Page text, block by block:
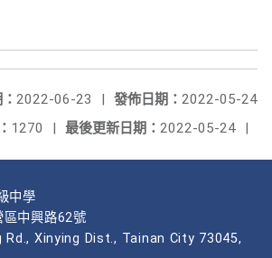
發佈日期： 2022-05-24
2022-06-23
|
最後更新日期： 2022-05-24 |
1270 |
中學
中興路62號
Rd., Xinying Dist., Tainan City 73045,